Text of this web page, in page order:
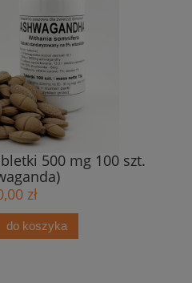
500 mg 100 szt.
zł
do koszyka